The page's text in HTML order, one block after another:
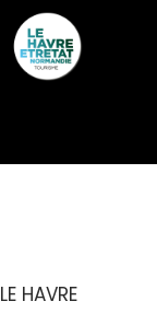
LE HAVRE
Cookies